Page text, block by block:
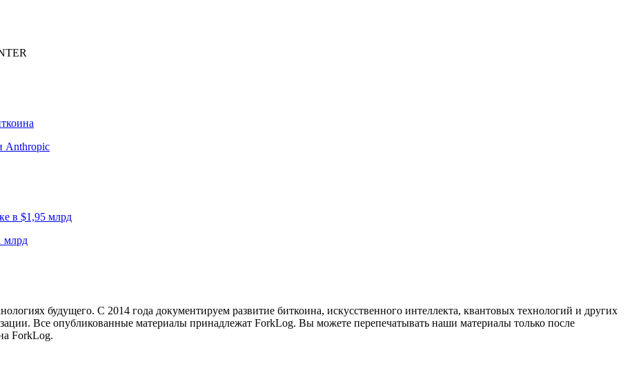
Anthropic
в $1,95 млрд
млрд
будущего. С 2014 года документируем развитие биткоина, искусственного интеллекта, квантовых технологий и других
Все опубликованные материалы принадлежат ForkLog. Вы можете перепечатывать наши материалы только после
ForkLog.